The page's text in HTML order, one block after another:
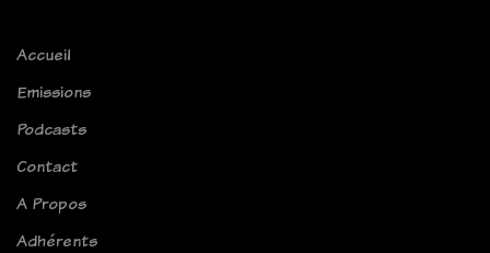
Accueil
Emissions
Podcasts
Contact
A Propos
Adhérents